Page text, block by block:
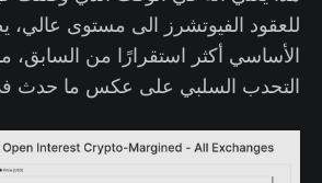
للعقود الفيوتشرز الى مستوى عالي،
الأساسي أكثر استقرارًا من السابق،
التحدب السلبي على عكس ما حدث في